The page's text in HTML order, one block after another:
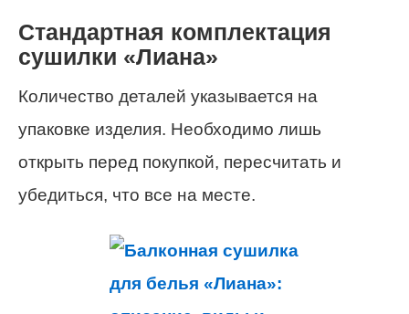
Стандартная комплектация
сушилки «Лиана»
Количество деталей указывается на
упаковке изделия. Необходимо лишь
открыть перед покупкой, пересчитать и
убедиться, что все на месте.